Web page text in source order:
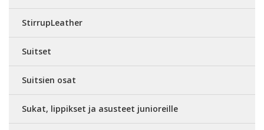
StirrupLeather
Suitset
Suitsien osat
Sukat, lippikset ja asusteet junioreille